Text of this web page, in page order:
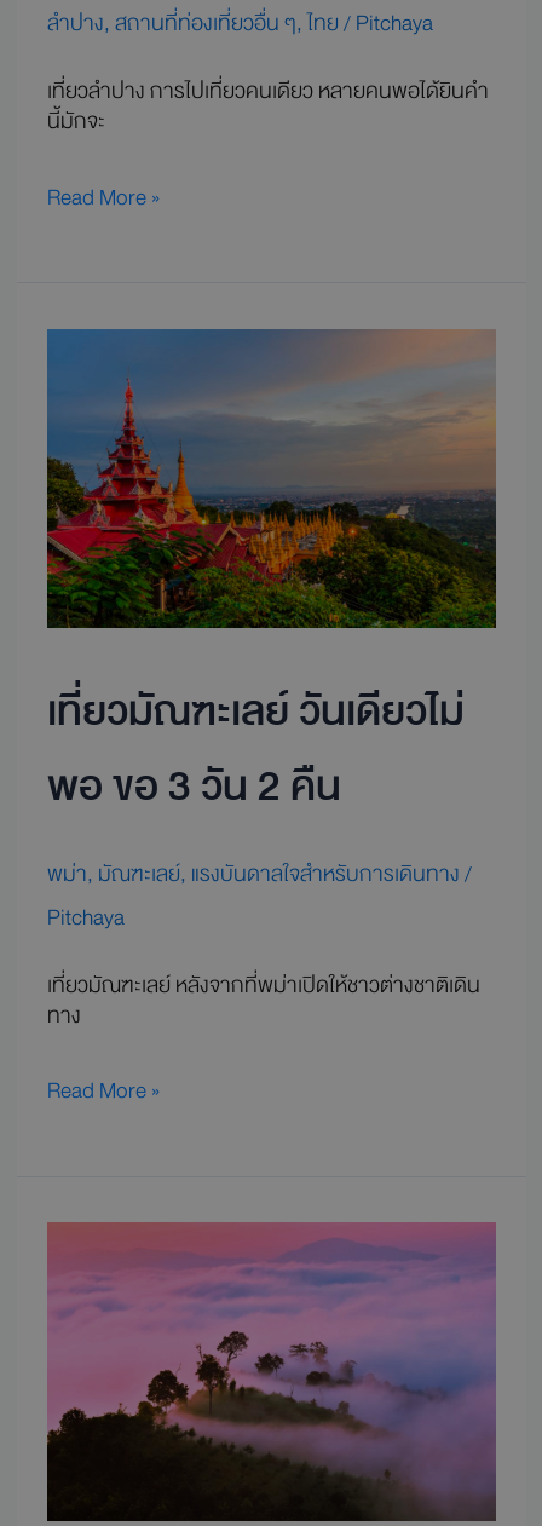
ลำปาง,สถานที่ท่องเที่ยวอื่น ๆ,ไทย/Pitchaya
เที่ยวลำปาง การไปเที่ยวคนเดียว หลายคนพอได้ยินคำ
นี้มักจะ
Read More »
เที่ยวมัณฑะเลย์ วันเดียวไม่
พอ ขอ 3 วัน 2 คืน
พม่า, มัณฑะเลย์, แรงบันดาลใจสำหรับการเดินทาง/
Pitchaya
เที่ยวมัณฑะเลย์ หลังจากที่พม่าเปิดให้ชาวต่างชาติเดิน
ทาง
วัน
เดียว
ไม่
พอ
ขอ
3
คืน
Read More »
แม่ฮ่องสอน
จุด
หมอก
ที่